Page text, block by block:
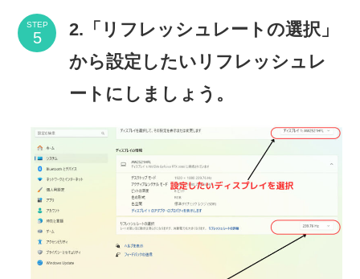
STEP
2.「リフレッシュレートの選択」
から設定したいリフレッシュレ
ートにしましょう。